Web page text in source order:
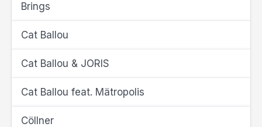
Brings
Cat Ballou
Cat Ballou & JORIS
Cat Ballou feat. Mätropolis
Cöllner